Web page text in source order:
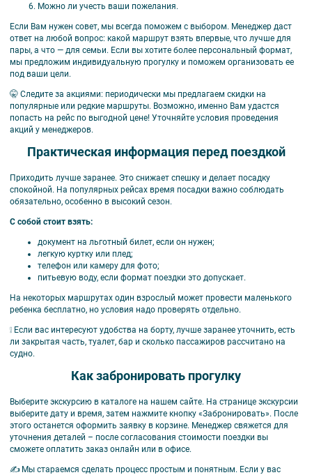
Можно ли учесть ваши пожелания.
Если Вам нужен совет, мы всегда поможем с выбором. Менеджер даст
ответ на любой вопрос: какой маршрут взять впервые, что лучше для
пары, а что — для семьи. Если вы хотите более персональный формат,
мы предложим индивидуальную прогулку и поможем организовать ее
под ваши цели.
🤫 Следите за акциями: периодически мы предлагаем скидки на
популярные или редкие маршруты. Возможно, именно Вам удастся
попасть на рейс по выгодной цене! Уточняйте условия проведения
акций у менеджеров.
Практическая информация перед поездкой
Приходить лучше заранее. Это снижает спешку и делает посадку
спокойной. На популярных рейсах время посадки важно соблюдать
обязательно, особенно в высокий сезон.
С собой стоит взять:
документ на льготный билет, если он нужен;
легкую куртку или плед;
телефон или камеру для фото;
питьевую воду, если формат поездки это допускает.
На некоторых маршрутах один взрослый может провести маленького
ребенка бесплатно, но условия надо проверять отдельно.
❕ Если вас интересуют удобства на борту, лучше заранее уточнить, есть
ли закрытая часть, туалет, бар и сколько пассажиров рассчитано на
судно.
Как забронировать прогулку
Выберите экскурсию в каталоге на нашем сайте. На странице экскурсии
выберите дату и время, затем нажмите кнопку «Забронировать». После
этого останется оформить заявку в корзине. Менеджер свяжется для
уточнения деталей – после согласования стоимости поездки вы
сможете оплатить заказ онлайн или в офисе.
✍️ Мы стараемся сделать процесс простым и понятным. Если у вас